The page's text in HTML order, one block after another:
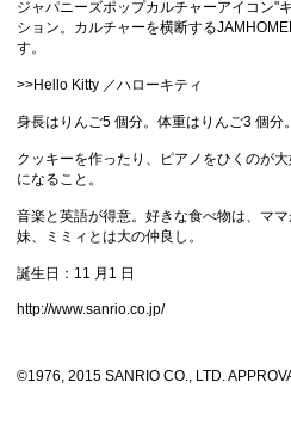
ジャパニーズポップカルチャーアイコン"
ション。カルチャーを横断する
す。
>>Hello Kitty ／ハローキティ
身長はりんご5 個分。体重はりんご3 個分
クッキーを作ったり、ピアノをひくのが
になること。
音楽と英語が得意。好きな食べ物は、マ
妹、ミミィとは大の仲良し。
誕生日：11 月1 日
http://www.sanrio.co.jp/
©1976, 2015 SANRIO CO., LTD.